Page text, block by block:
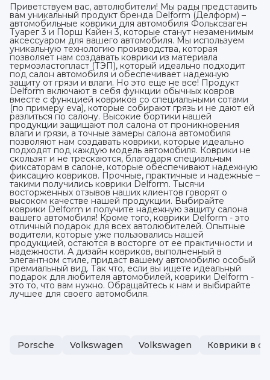
Приветствуем вас, автолюбители! Мы рады представить
вам уникальный продукт бренда Delform (Делформ) –
автомобильные коврики для автомобиля Фольксваген
Туарег 3 и Порш Кайен 3, которые станут незаменимым
аксессуаром для вашего автомобиля. Мы используем
уникальную технологию производства, которая
позволяет нам создавать коврики из материала
термоэластопласт (ТЭП), который идеально подходит
под салон автомобиля и обеспечивает надежную
защиту от грязи и влаги. Но это еще не все! Продукт
Delform включают в себя функции обычных ковров
вместе с функцией ковриков со специальными сотами
(по примеру eva), которые собирают грязь и не дают ей
разлиться по салону. Высокие бортики нашей
продукции защищают пол салона от проникновения
влаги и грязи, а точные замеры салона автомобиля
позволяют нам создавать коврики, которые идеально
подходят под каждую модель автомобиля. Коврики не
скользят и не трескаются, благодаря специальным
фиксаторам в салоне, которые обеспечивают надежную
фиксацию ковриков. Прочные, практичные и надежные –
такими получились коврики Delform. Тысячи
восторженных отзывов наших клиентов говорят о
высоком качестве нашей продукции. Выбирайте
коврики Delform и получите надежную защиту салона
вашего автомобиля! Кроме того, коврики Delform - это
отличный подарок для всех автолюбителей. Опытные
водители, которые уже пользовались нашей
продукцией, остаются в восторге от ее практичности и
надежности. А дизайн ковриков, выполненный в
элегантном стиле, придаст вашему автомобилю особый
премиальный вид. Так что, если вы ищете идеальный
подарок для любителя автомобилей, коврики Delform -
это то, что вам нужно. Обращайтесь к нам и выбирайте
лучшее для своего автомобиля.
Porsche Volkswagen Volkswagen Коврики в